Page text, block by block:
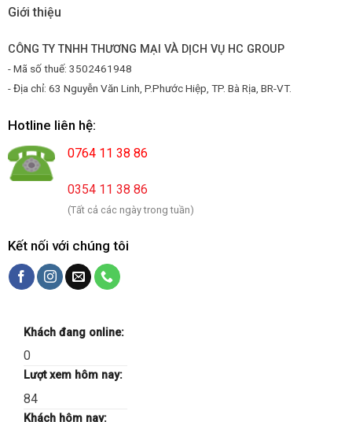
Giới thiệu
CÔNG TY TNHH THƯƠNG MẠI VÀ DỊCH VỤ HC GROUP
- Mã số thuế: 3502461948
- Địa chỉ: 63 Nguyễn Văn Linh, P.Phước Hiệp, TP. Bà Rịa, BR-VT.
Hotline liên hệ:
0764 11 38 86
0354 11 38 86
(Tất cả các ngày trong tuần)
Kết nối với chúng tôi
Khách đang online:
0
Lượt xem hôm nay:
84
Khách hôm nay: